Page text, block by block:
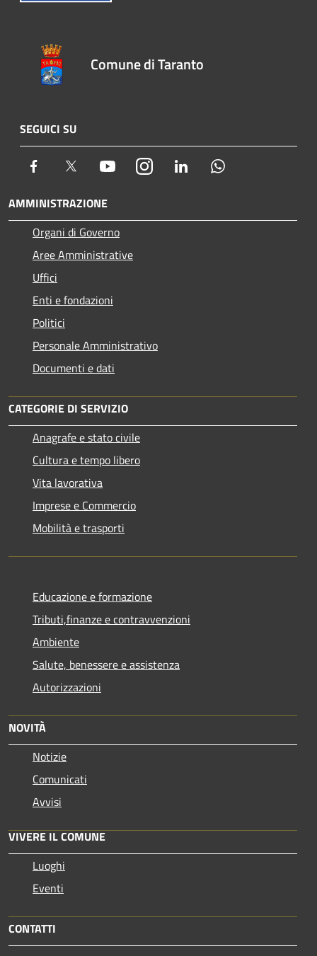
Comune di Taranto
SEGUICI SU
Facebook Twitter YoutubeInstagram LinkedIn
AMMINISTRAZIONE
Organi di Governo
Aree Amministrative
Uffici
Enti e fondazioni
Politici
Personale Amministrativo
Documenti e dati
CATEGORIE DI SERVIZIO
Anagrafe e stato civile
Cultura e tempo libero
Vita lavorativa
Imprese e Commercio
Mobilità e trasporti
Educazione e formazione
Tributi,finanze e contravvenzioni
Ambiente
Salute, benessere e assistenza
Autorizzazioni
NOVITÀ
Notizie
Comunicati
Avvisi
VIVERE IL COMUNE
Luoghi
Eventi
CONTATTI